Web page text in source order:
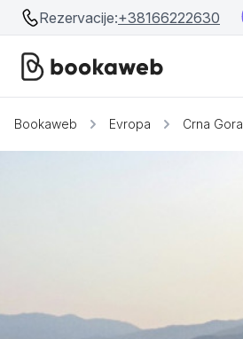
Rezervacije:+38166222630
Srbija
Bookaweb Evropa Crna Gora